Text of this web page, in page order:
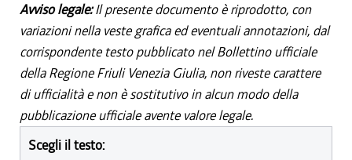
Avviso legale:Il presente documento è riprodotto, con
variazioni nella veste grafica ed eventuali annotazioni, dal
corrispondente testo pubblicato nel Bollettino ufficiale
della Regione Friuli Venezia Giulia, non riveste carattere
di ufficialità e non è sostitutivo in alcun modo della
pubblicazione ufficiale avente valore legale.
Scegli il testo: